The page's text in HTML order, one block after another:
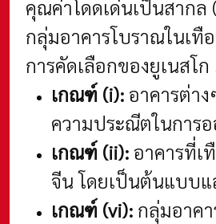
คุณค่าโดดเด่นเป็นสากล
กลุ่มอาคารโบราณในเทื
การคัดเลือกของยูเนสโ
เกณฑ์ (i):อาคารต่า
ความประณีตในการ
เกณฑ์ (ii):อาคารที่เ
จีน โดยเป็นต้นแบบแ
เกณฑ์ (vi): กลุ่มอาค